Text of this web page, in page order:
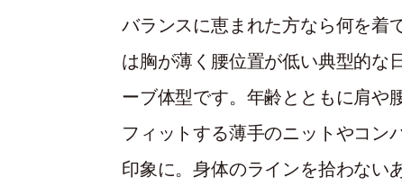
バランスに恵まれた方なら何を着
は胸が薄く腰位置が低い典型的な
ーブ体型です。年齢とともに肩や
フィットする薄手のニットやコン
印象に。身体のラインを拾わない